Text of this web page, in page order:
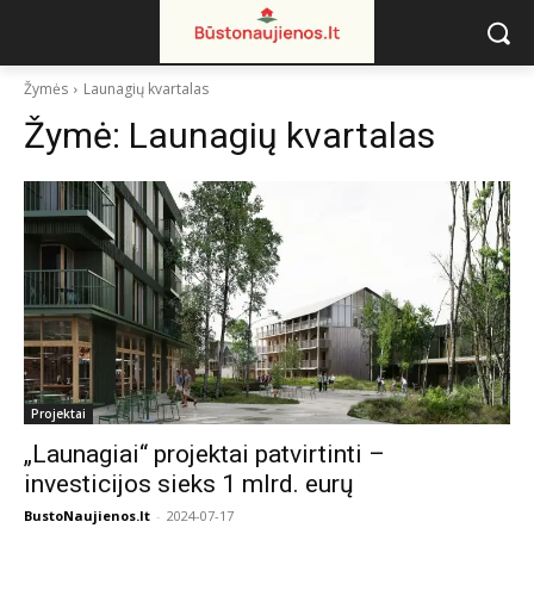
Žymės Launagių kvartalas
Žymė: Launagių kvartalas
Projektai
„Launagiai“ projektai patvirtinti –
investicijos sieks 1 mlrd. eurų
BustoNaujienos.lt - 2024-07-17